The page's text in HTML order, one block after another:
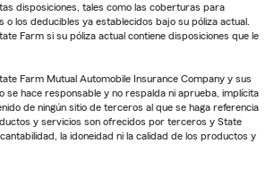
disposiciones, tales como las coberturas para
o los deducibles ya establecidos bajo su póliza actual.
Farm si su póliza actual contiene disposiciones que le
Farm Mutual Automobile Insurance Company y sus
se hace responsable y no respalda ni aprueba, implícita
de ningún sitio de terceros al que se haga referencia
y servicios son ofrecidos por terceros y State
la idoneidad ni la calidad de los productos y